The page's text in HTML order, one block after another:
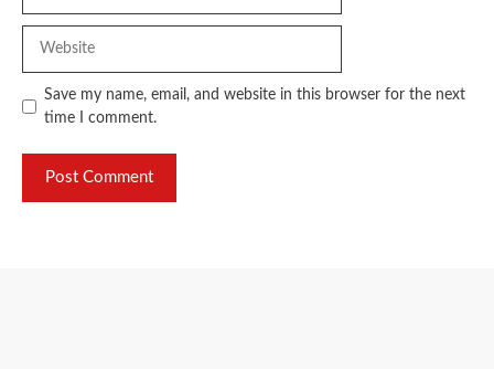
Save my name, email, and website in this browser for the next
time I comment.